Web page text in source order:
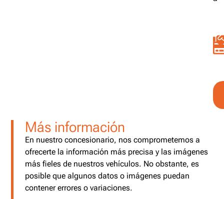
Más información
En nuestro concesionario, nos comprometemos a
ofrecerte la información más precisa y las imágenes
más fieles de nuestros vehículos. No obstante, es
posible que algunos datos o imágenes puedan
contener errores o variaciones.